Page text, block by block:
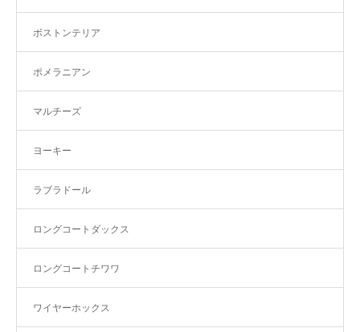
ボストンテリア
ポメラニアン
マルチーズ
ヨーキー
ラブラドール
ロングコートダックス
ロングコートチワワ
ワイヤーホックス